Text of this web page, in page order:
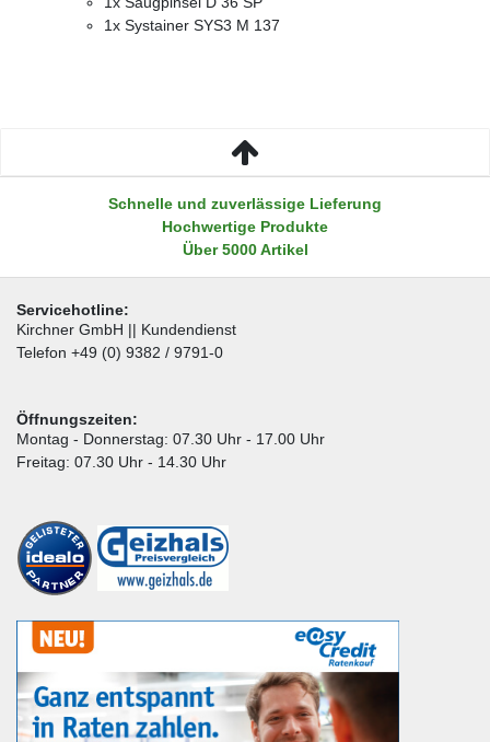
1x Systainer SYS3 M 137
Schnelle und zuverlässige Lieferung
Hochwertige Produkte
Über 5000 Artikel
Servicehotline:
Kirchner GmbH || Kundendienst
Telefon +49 (0) 9382 / 9791-0
Öffnungszeiten:
Montag - Donnerstag: 07.30 Uhr - 17.00 Uhr
Freitag: 07.30 Uhr - 14.30 Uhr